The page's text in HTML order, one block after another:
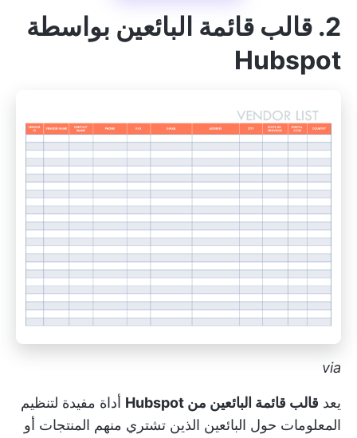
2. قالب قائمة البائعين بواسطة
Hubspot
via
يعد قالب قائمة البائعين من Hubspot
أداة مفيدة لتنظيم
المعلومات حول البائعين الذين تشتري منهم المنتجات أو